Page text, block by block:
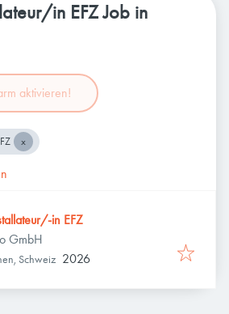
in EFZ Job in
aktivieren!
in EFZ
GmbH
Schweiz 2026